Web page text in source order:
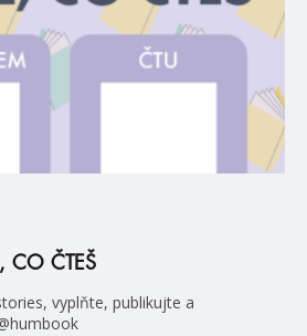
CO ČTEŠ
vyplňte, publikujte a